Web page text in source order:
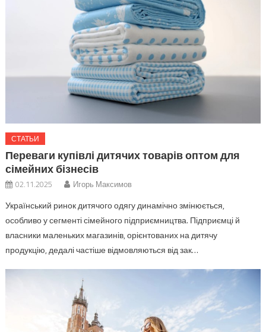
СТАТЬИ
Переваги купівлі дитячих товарів оптом для
сімейних бізнесів
02.11.2025 Игорь Максимов
Український ринок дитячого одягу динамічно змінюється,
особливо у сегменті сімейного підприємництва. Підприємці й
власники маленьких магазинів, орієнтованих на дитячу
продукцію, дедалі частіше відмовляються від зак…